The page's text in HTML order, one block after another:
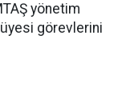
yönetim
görevlerini